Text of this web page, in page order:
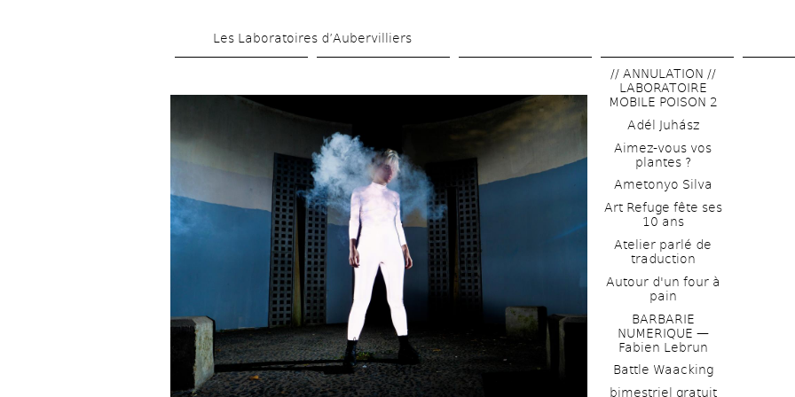
main
Les Laboratoires d’Aubervilliers
// ANNULATION //
LABORATOIRE
MOBILE POISON 2
Adél Juhász
Aimez-vous vos
plantes ?
Ametonyo Silva
Art Refuge fête ses
10 ans
Atelier parlé de
traduction
Autour d'un four à
pain
BARBARIE
NUMERIQUE —
Fabien Lebrun
Battle Waacking
bimestriel gratuit